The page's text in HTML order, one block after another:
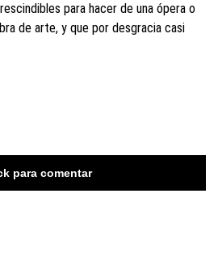
para hacer de una ópera o
de arte, y que por desgracia casi
para comentar